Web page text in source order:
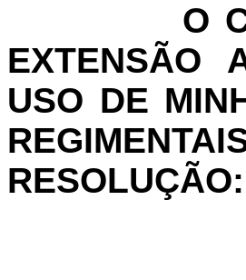
O
EXTENSÃO
USO DE
RESOLUÇÃO: